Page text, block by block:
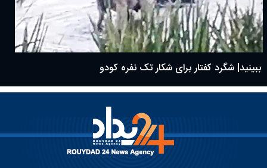
ببینید| شگرد کفتار برای شکار تک نفره کودو